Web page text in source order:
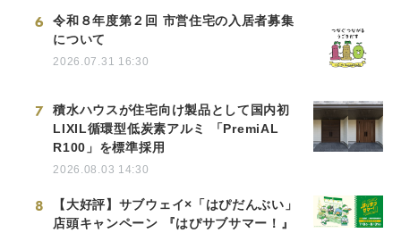
6
令和８年度第２回 市営住宅の入居者募集
について
2026.07.31 16:30
7
積水ハウスが住宅向け製品として国内初
LIXIL循環型低炭素アルミ 「PremiAL
R100」を標準採用
2026.08.03 14:30
8
【大好評】サブウェイ×「はぴだんぶい」
店頭キャンペーン 『はぴサブサマー！』